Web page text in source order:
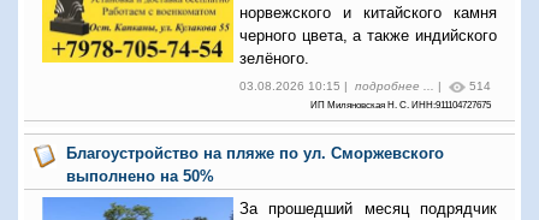
норвежского и китайского камня
черного цвета, а также индийского
зелёного.
03.08.2026 10:15 | подробнее ... | 514
ИП Миляновская Н. С. ИНН:911104727675
Благоустройство на пляже по ул. Сморжевского
выполнено на 50%
За прошедший месяц подрядчик